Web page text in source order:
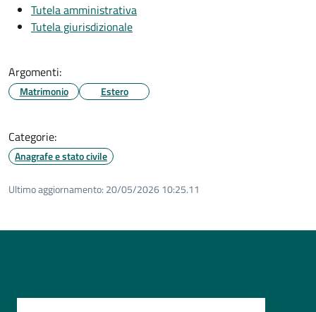
Tutela amministrativa
Tutela giurisdizionale
Argomenti:
Matrimonio Estero
Categorie:
Anagrafe e stato civile
Ultimo aggiornamento: 20/05/2026 10:25.11